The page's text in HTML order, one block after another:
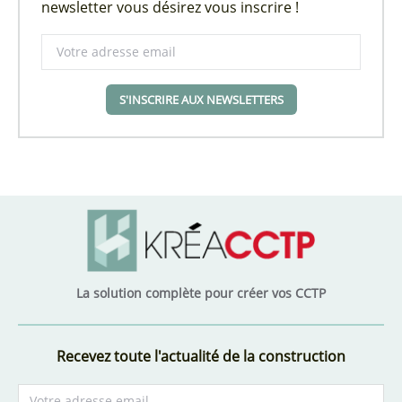
newsletter vous désirez vous inscrire !
S'INSCRIRE AUX NEWSLETTERS
La solution complète pour créer vos CCTP
Recevez toute l'actualité de la construction